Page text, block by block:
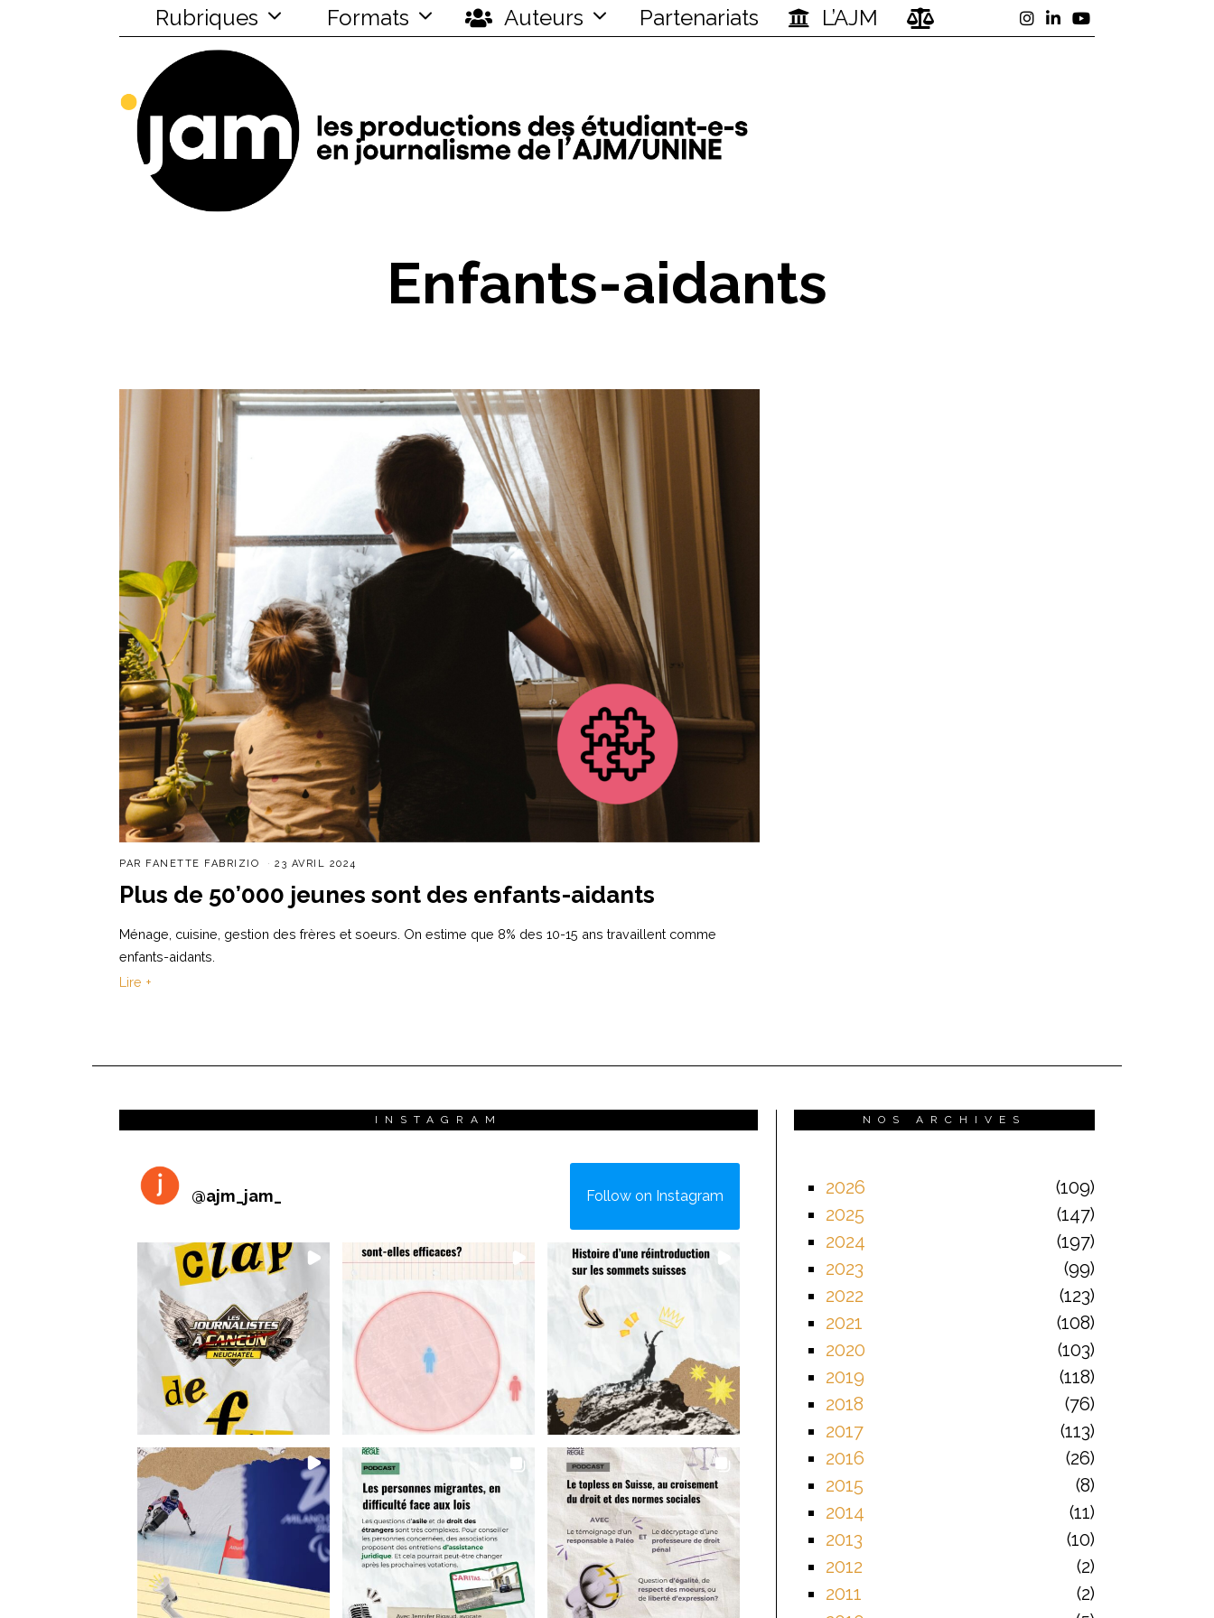
Rubriques Formats Auteurs Partenariats L’AJM
Enfants-aidants
PAR FANETTE FABRIZIO 23 AVRIL 2024
Plus de 50’000 jeunes sont des enfants-aidants
Ménage, cuisine, gestion des frères et soeurs. On estime que 8% des 10-15 ans travaillent comme
enfants-aidants.
Lire +
INSTAGRAM
@ajm_jam_ Follow on Instagram
NOS ARCHIVES
2026
109
2025
147
2024
197
2023
99
2022
123
2021
108
2020
103
2019
118
2018
76
2017
113
2016
26
2015
8
2014
11
2013
10
2012
2
2011
2